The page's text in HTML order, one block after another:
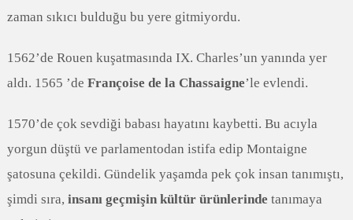
zaman sıkıcı bulduğu bu yere gitmiyordu.
1562’de Rouen kuşatmasında IX. Charles’un yanında yer
aldı. 1565 ’de Françoise de la Chassaigne’le evlendi.
1570’de çok sevdiği babası hayatını kaybetti. Bu acıyla
yorgun düştü ve parlamentodan istifa edip Montaigne
şatosuna çekildi. Gündelik yaşamda pek çok insan tanımıştı,
şimdi sıra, insanı geçmişin kültür ürünlerinde tanımaya